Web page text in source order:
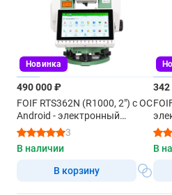
Новинка
490 000 ₽
FOIF RTS362N (R1000, 2") с ОС
Android - электронный
тахеометр3
В наличии
В корзину
342
В